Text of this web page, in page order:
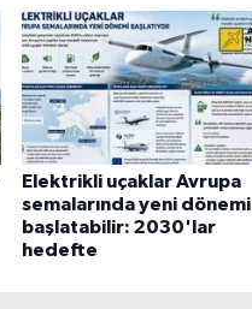
Elektrikli uçaklar Avrupa
semalarında yeni dönemi
başlatabilir: 2030'lar
hedefte